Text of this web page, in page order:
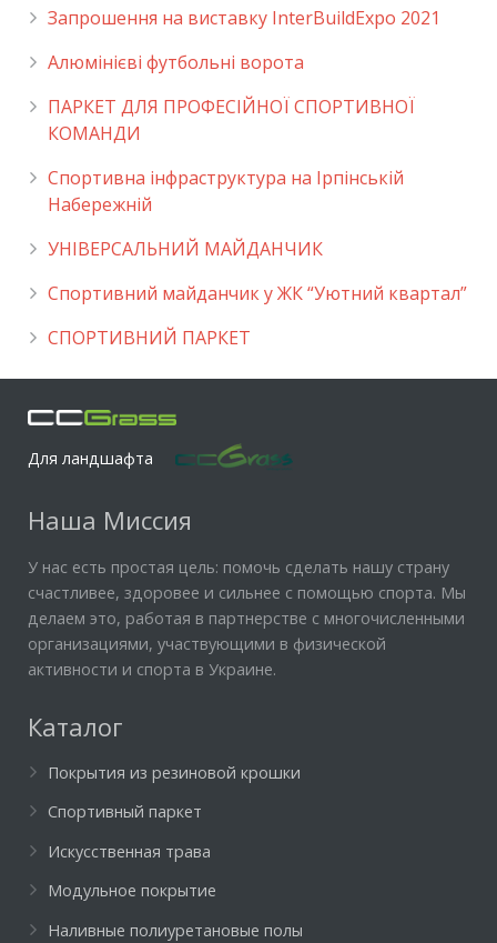
Запрошення на виставку InterBuildExpo 2021
Алюмінієві футбольні ворота
ПАРКЕТ ДЛЯ ПРОФЕСІЙНОЇ СПОРТИВНОЇ
КОМАНДИ
Спортивна інфраструктура на Ірпінській
Набережній
УНІВЕРСАЛЬНИЙ МАЙДАНЧИК
Cпортивний майданчик у ЖК “Уютний квартал”
СПОРТИВНИЙ ПАРКЕТ
Для ландшафта
Наша Миссия
У нас есть простая цель: помочь сделать нашу страну
счастливее, здоровее и сильнее с помощью спорта. Мы
делаем это, работая в партнерстве с многочисленными
организациями, участвующими в физической
активности и спорта в Украине.
Каталог
Покрытия из резиновой крошки
Спортивный паркет
Искусственная трава
Модульное покрытие
Наливные полиуретановые полы